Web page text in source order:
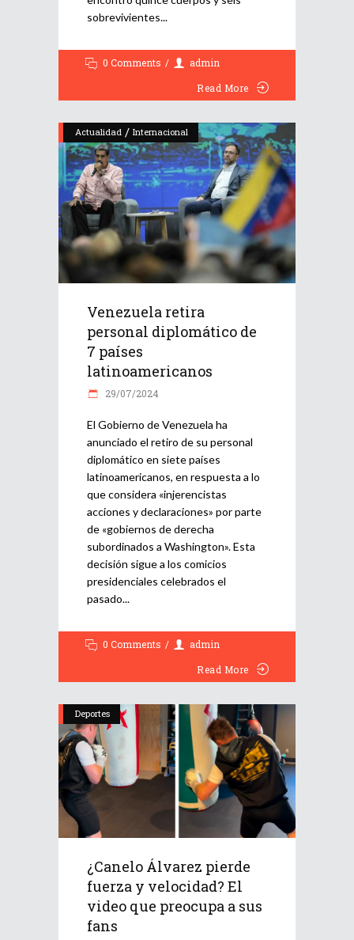
sobrevivientes
0 Comments
admin
Read More
Actualidad / Internacional
Venezuela retira
personal diplomático de
7 países
latinoamericanos
29/07/2024
El Gobierno de Venezuela ha
anunciado el retiro de su personal
diplomático en siete países
latinoamericanos, en respuesta a lo
que considera «injerencistas
acciones y declaraciones» por parte
de «gobiernos de derecha
subordinados a Washington». Esta
decisión sigue a los comicios
presidenciales celebrados el
pasado
0 Comments
admin
Read More
Deportes
¿Canelo Álvarez pierde
fuerza y velocidad? El
video que preocupa a sus
fans